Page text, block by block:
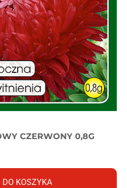
CZERWONY 0,8G
DO KOSZYKA